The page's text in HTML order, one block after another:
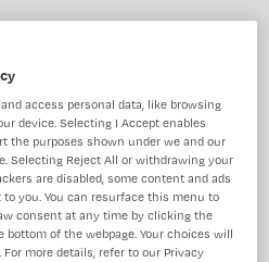
Nursing.nl 1 SEH
in utrecht. Bekijk welke
vindt en solliciteer
via Nursing.nl. Deze resultaten
als RSS-feed selecteren.
access personal data, like browsing
device. Selecting I Accept enables
the purposes shown under we and our
Selecting Reject All or withdrawing your
are disabled, some content and ads
you. You can resurface this menu to
consent at any time by clicking the
bottom of the webpage. Your choices will
more details, refer to our Privacy